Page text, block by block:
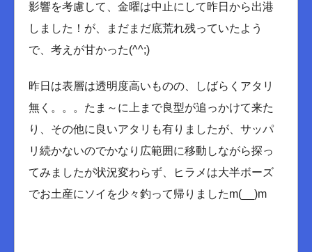
影響を考慮して、金曜は中止にして昨日から出港
しました！が、まだまだ底荒れ残っていたよう
で、考えが甘かった(^^;)
昨日は表層は透明度高いものの、しばらくアタリ
無く。。。たま～に上まで良型が追っかけて来た
り、その他に良いアタリも有りましたが、サッパ
リ続かないのでかなり広範囲に移動しながら探っ
てみましたが状況変わらず、ヒラメは大半ボーズ
でお土産にソイを少々釣って帰りましたm(__)m